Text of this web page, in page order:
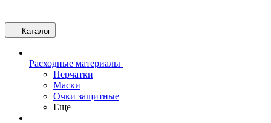
Каталог
Расходные материалы
Перчатки
Маски
Очки защитные
Еще